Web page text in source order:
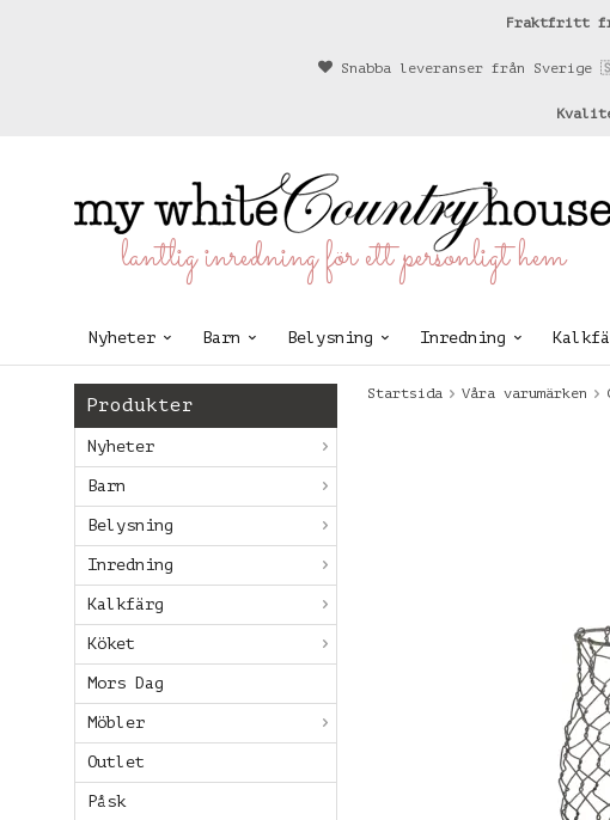
Fraktfritt
Snabba leveranser från
lantlig inredning för ett personligt hem
Nyheter Barn Belysning Inredning
Produkter
Nyheter
Barn
Belysning
Inredning
Kalkfärg
Köket
Mors Dag
Möbler
Outlet
Påsk
Startsida Våra varumärken